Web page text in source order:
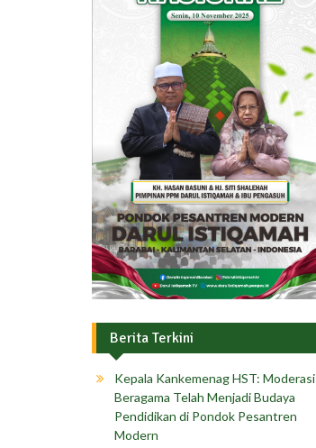
Berita Terkini
Kepala Kankemenag HST: Moderasi
Beragama Telah Menjadi Budaya
Pendidikan di Pondok Pesantren
Modern